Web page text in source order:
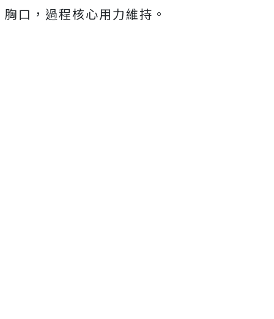
胸口，過程核心用力維持。